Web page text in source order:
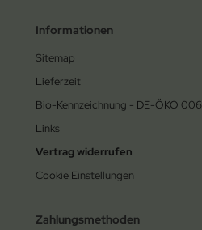
Informationen
Sitemap
Lieferzeit
Bio-Kennzeichnung - DE-ÖKO 006
Links
Vertrag widerrufen
Cookie Einstellungen
Zahlungsmethoden